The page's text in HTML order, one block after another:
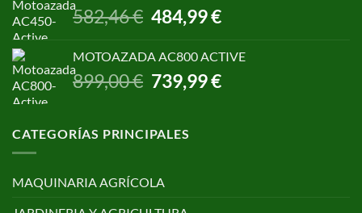
650,00 €.
499,00 €.
582,46€
El
precio
era:
582,46 €.
484,99€El
precio
es:
484,99 €.
MOTOAZADA AC800 ACTIVE
899,00€ El
precio
era:
899,00 €.
739,99€El
precio
CATEGORÍAS PRINCIPALES
MAQUINARIA AGRÍCOLA